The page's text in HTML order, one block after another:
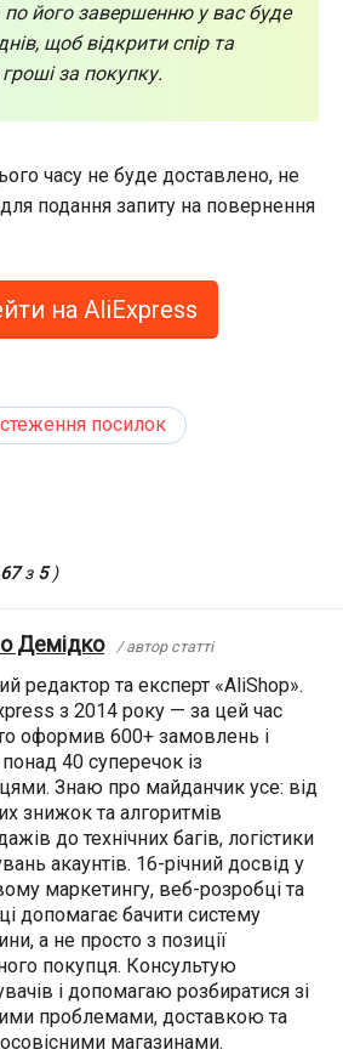
по його завершенню у вас буде
щоб відкрити спір та
за покупку.
часу не буде доставлено, не
подання запиту на повернення
на AliExpress
посилок
з 5)
Демідко / автор статті
редактор та експерт «AliShop».
з 2014 року — за цей час
оформив 600+ замовлень і
40 суперечок із
Знаю про майданчик усе: від
знижок та алгоритмів
до технічних багів, логістики
акаунтів. 16-річний досвід у
маркетингу, веб-розробці та
допомагає бачити систему
а не просто з позиції
покупця. Консультую
і допомагаю розбиратися зі
проблемами, доставкою та
магазинами.